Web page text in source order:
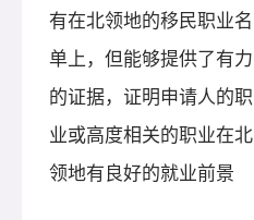
有在北领地的移民职业名
单上，但能够提供了有力
的证据，证明申请人的职
业或高度相关的职业在北
领地有良好的就业前景